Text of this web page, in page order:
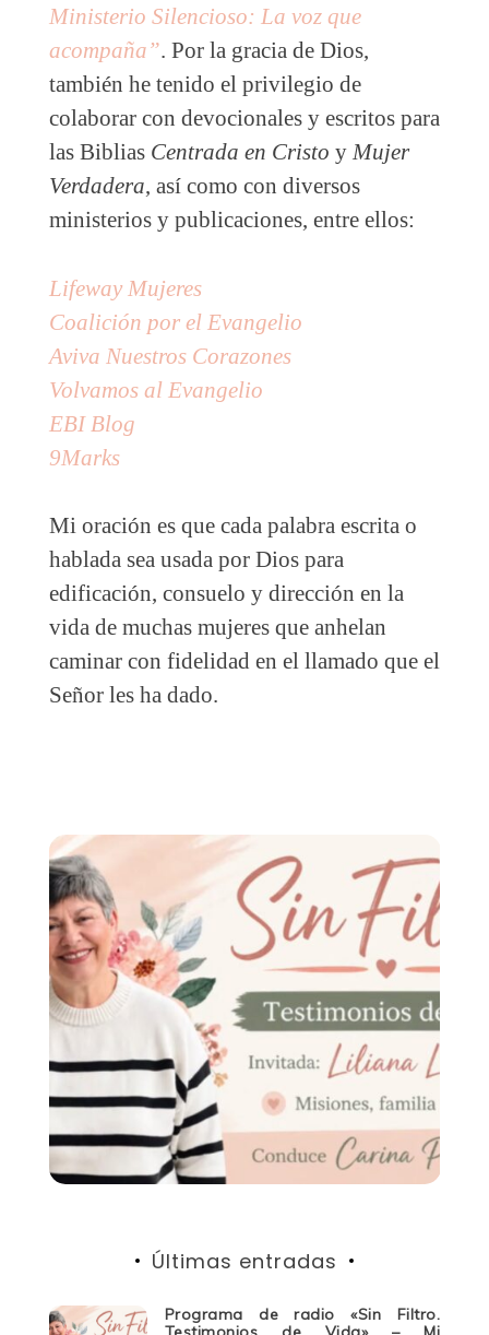
Ministerio Silencioso: La voz que
acompaña”. Por la gracia de Dios,
también he tenido el privilegio de
colaborar con devocionales y escritos para
las Biblias Centrada en Cristo y Mujer
Verdadera, así como con diversos
ministerios y publicaciones, entre ellos:
Lifeway Mujeres
Coalición por el Evangelio
Aviva Nuestros Corazones
Volvamos al Evangelio
EBI Blog
9Marks
Mi oración es que cada palabra escrita o
hablada sea usada por Dios para
edificación, consuelo y dirección en la
vida de muchas mujeres que anhelan
caminar con fidelidad en el llamado que el
Señor les ha dado.
Últimas entradas
Programa de radio «Sin Filtro.